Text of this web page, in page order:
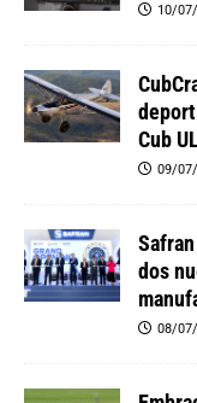
10/
Cub
09/
dos
08/